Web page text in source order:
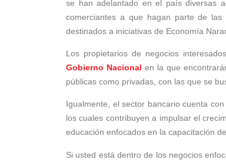
se han adelantado en el país diversas
comerciantes a que hagan parte de
destinados a iniciativas de Economía
Los propietarios de negocios
Gobierno Nacional en la que
públicas como privadas, con las que se
Igualmente, el sector bancario cuenta
los cuales contribuyen a impulsar el
educación enfocados en la capacitación
Si usted está dentro de los negocios